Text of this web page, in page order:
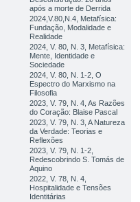
após a morte de Derrida
2024,V.80,N.4, Metafísica:
Fundação, Modalidade e
Realidade
2024, V. 80, N. 3, Metafísica:
Mente, Identidade e
Sociedade
2024, V. 80, N. 1-2, O
Espectro do Marxismo na
Filosofia
2023, V. 79, N. 4, As Razões
do Coração: Blaise Pascal
2023, V. 79, N. 3, A Natureza
da Verdade: Teorias e
Reflexões
2023, V. 79, N. 1-2,
Redescobrindo S. Tomás de
Aquino
2022, V. 78, N. 4,
Hospitalidade e Tensões
Identitárias